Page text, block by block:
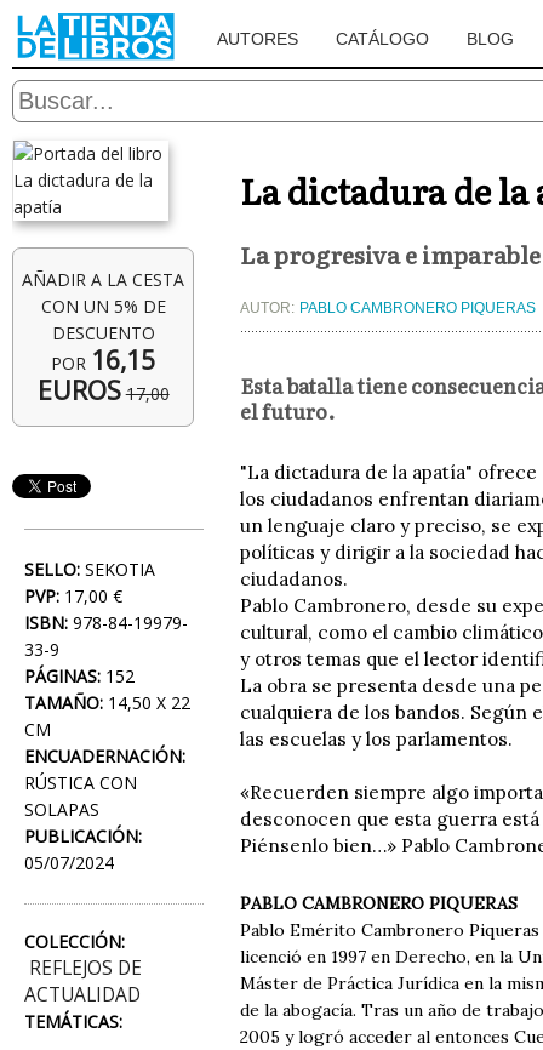
AUTORES CATÁLOGO BLOG
AÑADIR A LA CESTA
CON UN 5% DE
DESCUENTO
POR 16,15
EUROS 17,00
SELLO: SEKOTIA
PVP: 17,00 €
ISBN: 978-84-19979-
33-9
PÁGINAS: 152
TAMAÑO: 14,50 X 22
CM
ENCUADERNACIÓN:
RÚSTICA CON
SOLAPAS
PUBLICACIÓN:
05/07/2024
COLECCIÓN:
REFLEJOS DE
ACTUALIDAD
TEMÁTICAS:
La dictadura de la
La progresiva e
AUTOR: PABLO CAMBRONERO PIQUERAS
Esta batalla tiene
el futuro.
"La dictadura de la apatía"
los ciudadanos enfrentan
un lenguaje claro y preciso, se
políticas y dirigir a la sociedad
ciudadanos.
Pablo Cambronero, desde su
cultural, como el cambio
y otros temas que el lector
La obra se presenta desde una
cualquiera de los bandos. Según
las escuelas y los parlamentos.
«Recuerden siempre algo
desconocen que esta guerra
Piénsenlo bien…» Pablo
PABLO CAMBRONERO PIQUERAS
Pablo Emérito Cambronero Piqueras
licenció en 1997 en Derecho, en la
Máster de Práctica Jurídica en la
de la abogacía. Tras un año de
2005 y logró acceder al entonces